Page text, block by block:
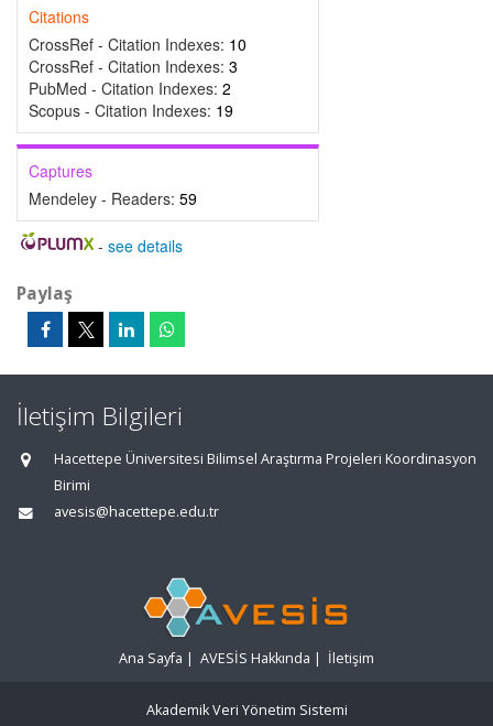
Citations
CrossRef - Citation Indexes: 10
CrossRef - Citation Indexes: 3
PubMed - Citation Indexes: 2
Scopus - Citation Indexes: 19
Captures
Mendeley - Readers: 59
- see details
Paylaş
İletişim Bilgileri
Hacettepe Üniversitesi Bilimsel Araştırma Projeleri Koordinasyon
Birimi
avesis@hacettepe.edu.tr
Ana Sayfa | AVESİS Hakkında | İletişim
Akademik Veri Yönetim Sistemi